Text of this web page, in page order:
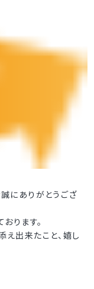
にありがとうござ
ります。
出来たこと、嬉し